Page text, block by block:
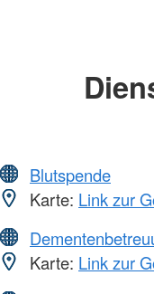
Blutspende
Karte: Link zur
Karte: Link zur